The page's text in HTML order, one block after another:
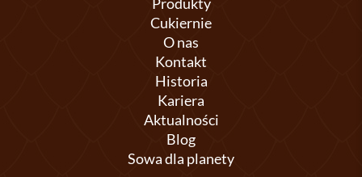
Cukiernie
O nas
Kontakt
Historia
Kariera
Aktualności
Blog
Sowa dla planety